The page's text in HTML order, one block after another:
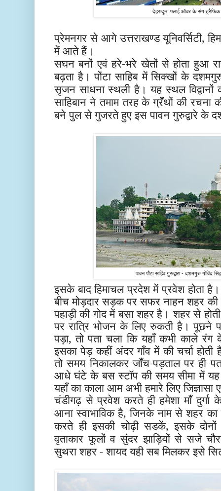
देहरादून, फ्लाई ऑवर के संग ट्रैफिक
प्रेमनगर से आगे उत्तराखण्ड यूनिवर्सिटी,
में आते हैं।
सघन बनों एवं हरे-भरे खेतों से होता हुआ
बढ़ता है। पोंटा साहिब में सिक्खों के
सृजन साधना स्थली है। यह स्थल
साहिबान ने तमाम तरह के ग्रँथों की रचना
बने पुल से गुजरते हुए इस पावन गुरुद्वारे के
पावन पौंटा साहिव गुरुद्वारा - दशमगुरु गोविंद
इसके बाद हिमाचल प्रदेश में प्रवेश होता
बीच मोड़दार सड़क पर सफर नाहन शहर
पहाड़ी की गोद में बसा शहर है। शहर से
पर रात्रि भोजन के लिए रुकती है। पूछने
पड़ा, तो पता चला कि यहाँ कभी काले
इसका पेड़ कहीं अंदर गाँव में की चर्चा
तो समय निकालकर जाँच-पड़ताल पर ही
आधे घंटे के बस स्टॉप की समय सीमा में यह
यहाँ का काला आम अभी हमारे लिए जिज्ञासा
चंडीगढ़ से प्रवेश करते ही हमेशा माँ
आना स्वाभाविक है, जिनके नाम से शहर
करते ही इसकी चोढ़ी सडकें, इसके
वृताकार फूलों व सुंदर झाड़ियों से सजे
सुथरा शहर - शायद यही सब मिलकर इसे